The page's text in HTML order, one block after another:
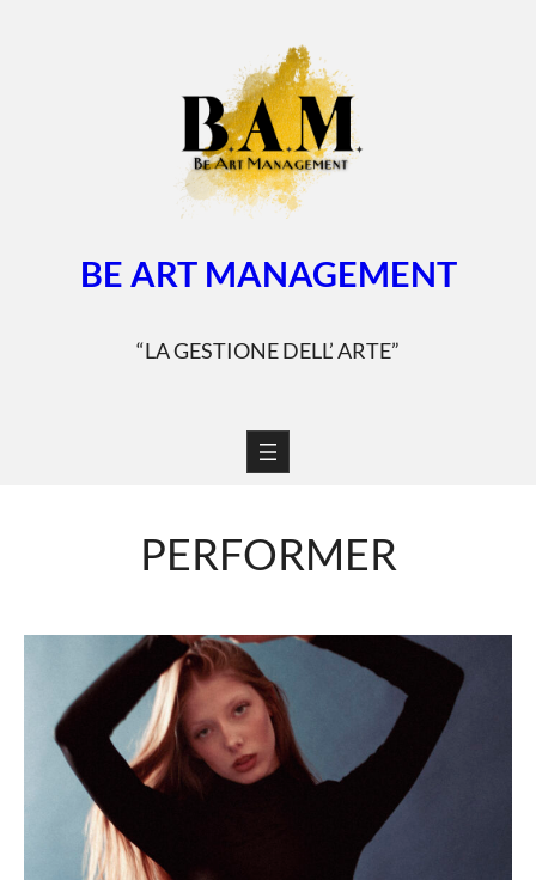
BE ART MANAGEMENT
“LA GESTIONE DELL’ ARTE”
PERFORMER